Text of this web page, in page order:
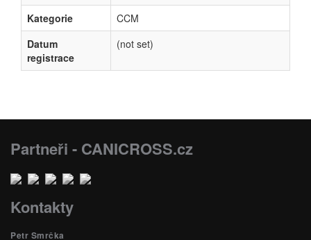
Kategorie
CCM
Datum
registrace
(not set)
Partneři - CANICROSS.cz
Kontakty
Petr Smrčka